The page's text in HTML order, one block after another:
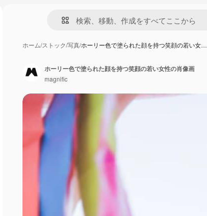
ホーム/ストック/写真/ホーリー色で塗られた顔を持つ笑顔の若い女…
ホーリー色で塗られた顔を持つ笑顔の若い女性の肖像画
magnific